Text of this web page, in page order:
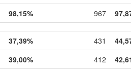
98,15% 967
37,39% 431
39,00% 412